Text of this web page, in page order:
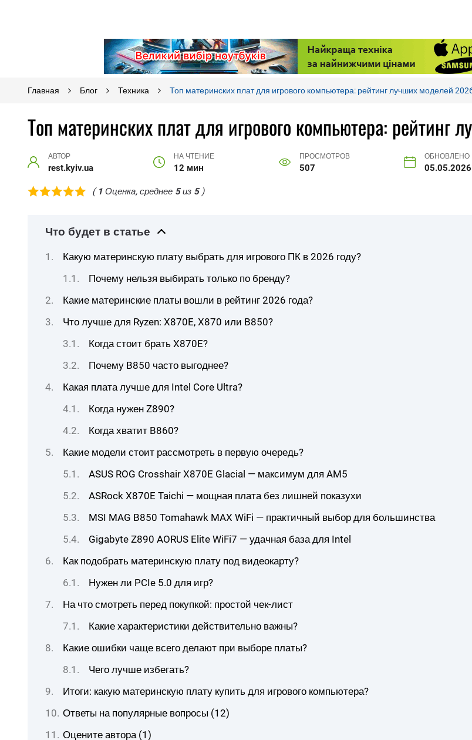
Главная Блог Техника Топ материнских плат для игрового компьютера: рейтинг лучших моделей
Топ материнских плат для игрового компьютера: рейтинг
АВТОР
rest.kyiv.ua
НА ЧТЕНИЕ
12 мин
ПРОСМОТРОВ
507
ОБНОВЛЕНО
05.05.2026
( 1 Оценка, среднее 5из 5)
Что будет в статье
Какую материнскую плату выбрать для игрового ПК в 2026 году?
Почему нельзя выбирать только по бренду?
Какие материнские платы вошли в рейтинг 2026 года?
Что лучше для Ryzen: X870E, X870 или B850?
Когда стоит брать X870E?
Почему B850 часто выгоднее?
Какая плата лучше для Intel Core Ultra?
Когда нужен Z890?
Когда хватит B860?
Какие модели стоит рассмотреть в первую очередь?
ASUS ROG Crosshair X870E Glacial — максимум для AM5
ASRock X870E Taichi — мощная плата без лишней показухи
MSI MAG B850 Tomahawk MAX WiFi — практичный выбор для большинства
Gigabyte Z890 AORUS Elite WiFi7 — удачная база для Intel
Как подобрать материнскую плату под видеокарту?
Нужен ли PCIe 5.0 для игр?
На что смотреть перед покупкой: простой чек-лист
Какие характеристики действительно важны?
Какие ошибки чаще всего делают при выборе платы?
Чего лучше избегать?
Итоги: какую материнскую плату купить для игрового компьютера?
Ответы на популярные вопросы (12)
Оцените автора (1)